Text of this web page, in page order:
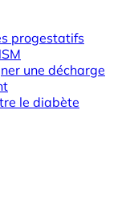
progestatifs
une décharge
le diabète